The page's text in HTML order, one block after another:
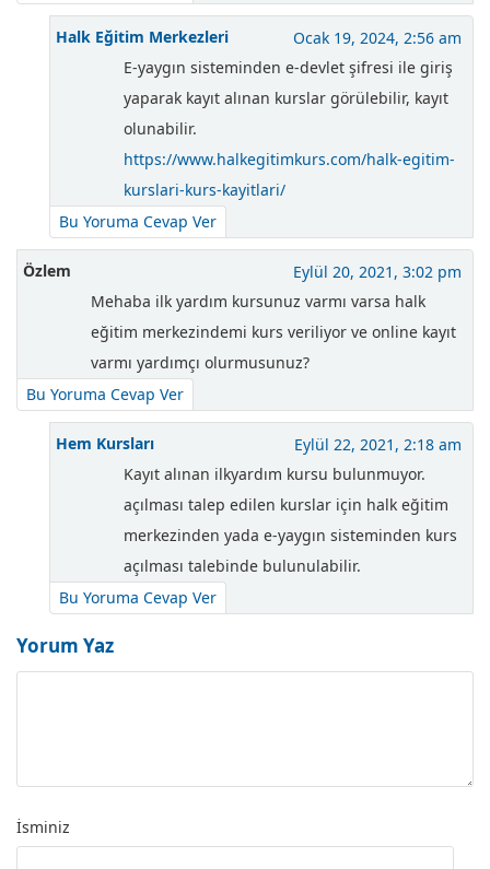
Halk Eğitim Merkezleri
Ocak 19, 2024, 2:56 am
E-yaygın sisteminden e-devlet şifresi ile giriş
yaparak kayıt alınan kurslar görülebilir, kayıt
olunabilir.
https://www.halkegitimkurs.com/halk-egitim-
kurslari-kurs-kayitlari/
Bu Yoruma Cevap Ver
Özlem
Eylül 20, 2021, 3:02 pm
Mehaba ilk yardım kursunuz varmı varsa halk
eğitim merkezindemi kurs veriliyor ve online kayıt
varmı yardımçı olurmusunuz?
Bu Yoruma Cevap Ver
Hem Kursları
Eylül 22, 2021, 2:18 am
Kayıt alınan ilkyardım kursu bulunmuyor.
açılması talep edilen kurslar için halk eğitim
merkezinden yada e-yaygın sisteminden kurs
açılması talebinde bulunulabilir.
Bu Yoruma Cevap Ver
Yorum Yaz
İsminiz